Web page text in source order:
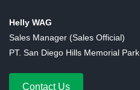
Helly WAG
Sales Manager (Sales Official)
PT. San Diego Hills Memorial Park
Contact Us